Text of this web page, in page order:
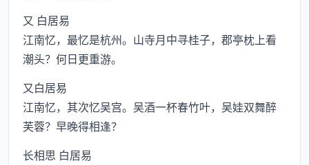
又 白居易
江南忆，最忆是杭州。山寺月中寻桂子，郡亭枕上看
潮头？何日更重游。
又白居易
江南忆，其次忆吴宫。吴酒一杯春竹叶，吴娃双舞醉
芙蓉？早晚得相逢？
长相思 白居易